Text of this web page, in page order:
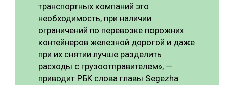
транспортных компаний это
необходимость, при наличии
ограничений по перевозке порожних
контейнеров железной дорогой и даже
при их снятии лучше разделить
расходы с грузоотправителем», —
приводит РБК слова главы Segezha